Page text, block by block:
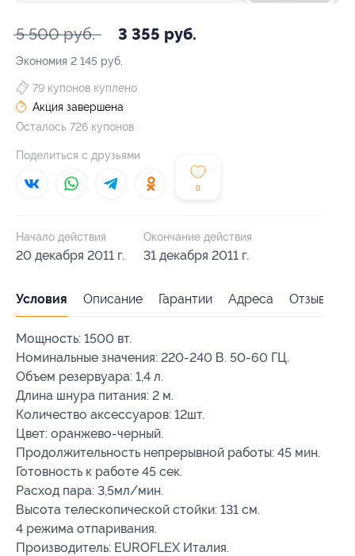
5 500 руб. 3 355 руб.
Экономия 2 145 руб.
0
79 купонов куплено
Акция завершена
Осталось 726 купонов
Поделиться с друзьями
Начало действия
20 декабря 2011 г.
Окончание действия
31 декабря 2011 г.
Условия Описание Гарантии Адреса Отзывы
Мощность: 1500 вт.
Номинальные значения: 220-240 В. 50-60 ГЦ.
Объем резервуара: 1,4 л.
Длина шнура питания: 2 м.
Количество аксессуаров: 12шт.
Цвет: оранжево-черный.
Продолжительность непрерывной работы: 45 мин.
Готовность к работе 45 сек.
Расход пара: 3,5мл/мин.
Высота телескопической стойки: 131 см.
4 режима отпаривания.
Производитель: EUROFLEX Италия.